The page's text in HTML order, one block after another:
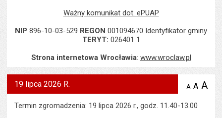
Ważny komunikat dot. ePUAP
NIP 896-10-03-529 REGON 001094670 Identyfikator gminy
TERYT: 026401 1
Strona internetowa Wrocławia: www.wroclaw.pl
19 lipca 2026 R. A zmniejsz
A A
Termin zgromadzenia: 19 lipca 2026 r., godz. 11.40-13.00